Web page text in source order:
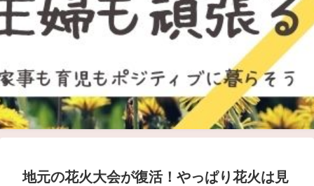
地元の花火大会が復活！やっぱり花火は見